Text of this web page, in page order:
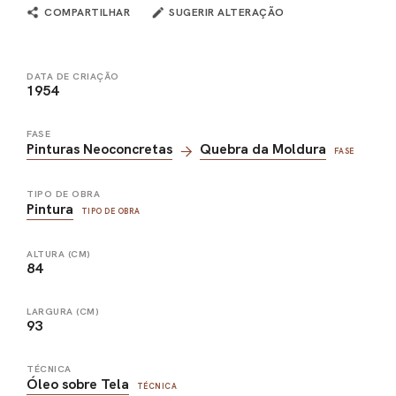
COMPARTILHAR SUGERIR ALTERAÇÃO
DATA DE CRIAÇÃO
1954
FASE
Pinturas Neoconcretas Quebra da Moldura FASE
TIPO DE OBRA
Pintura TIPO DE OBRA
ALTURA (CM)
84
LARGURA (CM)
93
TÉCNICA
Óleo sobre Tela TÉCNICA